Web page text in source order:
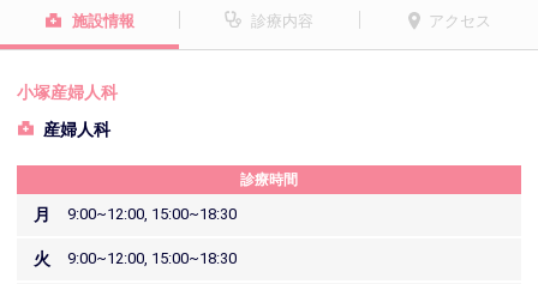
施設情報 診療内容 アクセス
小塚産婦人科
産婦人科
診療時間
月 9:00~12:00, 15:00~18:30
火 9:00~12:00, 15:00~18:30